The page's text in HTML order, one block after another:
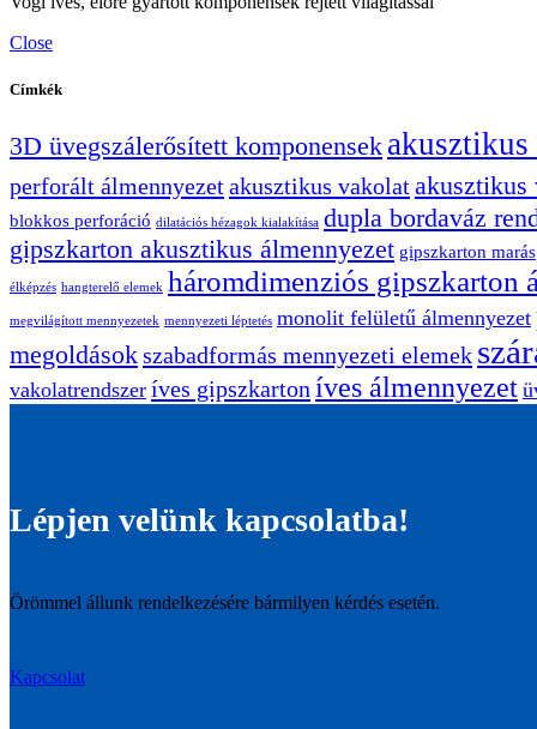
Close
Címkék
3D üvegszálerősített komponensek
perforált álmennyezetakusztikus vakolatakusztikus
blokkos perforáció dilatációs hézagok kialakítása dupla bordaváz
gipszkarton akusztikus álmennyezet gipszkarton marás
élképzés hangterelő elemek háromdimenziós gipszkarton
megvilágított mennyezetek mennyezeti léptetés monolit felületű álmennyezet
megoldásokszabadformás mennyezeti elemek
vakolatrendszer íves gipszkarton íves álmennyezet
Lépjen velünk kapcsolatba!
Örömmel állunk rendelkezésére bármilyen kérdés esetén.
Kapcsolat